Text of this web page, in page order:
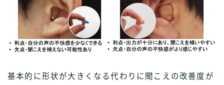
基本的に形状が大きくなる代わりに聞こえの改善度が